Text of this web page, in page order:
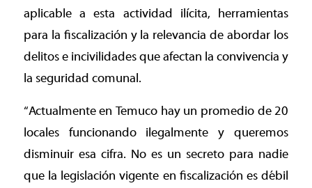
aplicable a esta actividad ilícita, herramientas
para la fiscalización y la relevancia de abordar los
delitos e incivilidades que afectan la convivencia y
la seguridad comunal.
“Actualmente en Temuco hay un promedio de 20
locales funcionando ilegalmente y queremos
disminuir esa cifra. No es un secreto para nadie
que la legislación vigente en fiscalización es débil